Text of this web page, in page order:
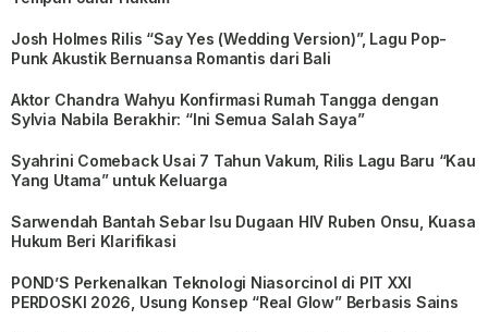
Josh Holmes Rilis “Say Yes (Wedding Version)”, Lagu Pop-
Punk Akustik Bernuansa Romantis dari Bali
Aktor Chandra Wahyu Konfirmasi Rumah Tangga dengan
Sylvia Nabila Berakhir: “Ini Semua Salah Saya”
Syahrini Comeback Usai 7 Tahun Vakum, Rilis Lagu Baru “Kau
Yang Utama” untuk Keluarga
Sarwendah Bantah Sebar Isu Dugaan HIV Ruben Onsu, Kuasa
Hukum Beri Klarifikasi
POND’S Perkenalkan Teknologi Niasorcinol di PIT XXI
PERDOSKI 2026, Usung Konsep “Real Glow” Berbasis Sains